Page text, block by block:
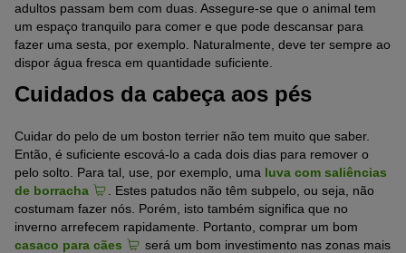
adultos passam bem com duas. Assegure-se que o animal tem
um espaço tranquilo para comer e que pode descansar para
fazer uma sesta, por exemplo. Naturalmente, deve ter sempre ao
dispor água fresca em quantidade suficiente.
Cuidados da cabeça aos pés
Cuidar do pelo de um boston terrier não tem muito que saber.
Então, é suficiente escová-lo a cada dois dias para remover o
pelo solto. Para tal, use, por exemplo, uma luva com saliências
de borracha
. Estes patudos não têm subpelo, ou seja, não
costumam fazer nós. Porém, isto também significa que no
inverno arrefecem rapidamente. Portanto, comprar um bom
casaco para cães
será um bom investimento nas zonas mais